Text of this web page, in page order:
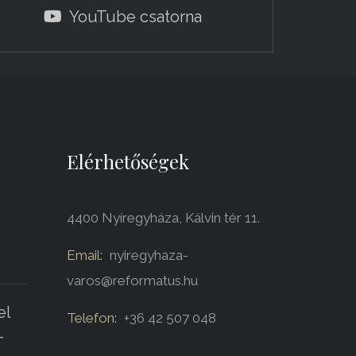
YouTube csatorna
Elérhetőségek
4400 Nyíregyháza, Kálvin tér 11.
Email: nyiregyhaza-
varos@reformatus.hu
Telefon: +36 42 507 048